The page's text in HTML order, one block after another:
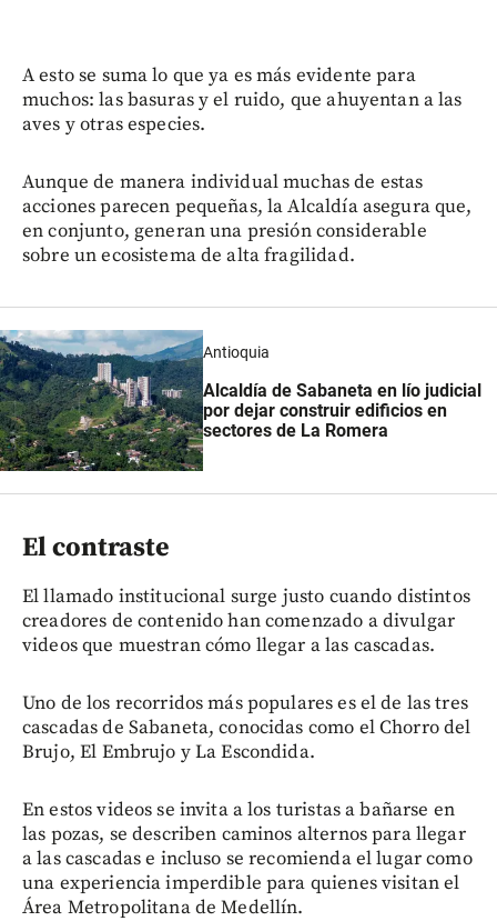
A esto se suma lo que ya es más evidente para
muchos: las basuras y el ruido, que ahuyentan a las
aves y otras especies.
Aunque de manera individual muchas de estas
acciones parecen pequeñas, la Alcaldía asegura que,
en conjunto, generan una presión considerable
sobre un ecosistema de alta fragilidad.
Antioquia
Alcaldía de Sabaneta en lío judicial
por dejar construir edificios en
sectores de La Romera
El contraste
El llamado institucional surge justo cuando distintos
creadores de contenido han comenzado a divulgar
videos que muestran cómo llegar a las cascadas.
Uno de los recorridos más populares es el de las tres
cascadas de Sabaneta, conocidas como el Chorro del
Brujo, El Embrujo y La Escondida.
En estos videos se invita a los turistas a bañarse en
las pozas, se describen caminos alternos para llegar
a las cascadas e incluso se recomienda el lugar como
una experiencia imperdible para quienes visitan el
Área Metropolitana de Medellín.